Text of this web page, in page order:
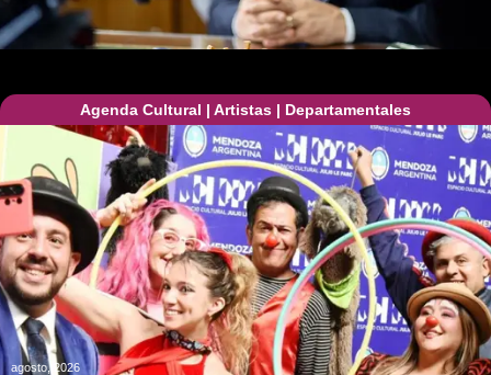
Agenda Cultural | Artistas | Departamentales
agosto, 2026